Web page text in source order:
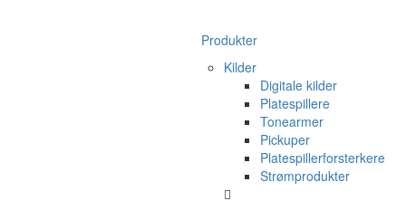
Produkter
Kilder
Digitale kilder
Platespillere
Tonearmer
Pickuper
Platespillerforsterkere
Strømprodukter